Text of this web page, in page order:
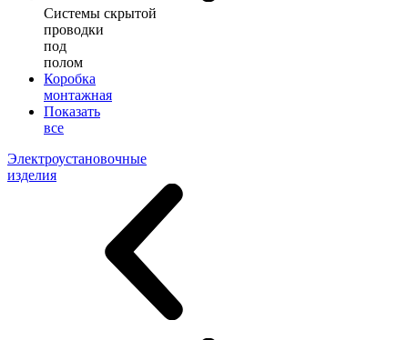
Системы скрытой
проводки
под
полом
Коробка
монтажная
Показать
все
Электроустановочные
изделия